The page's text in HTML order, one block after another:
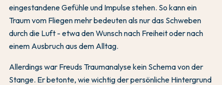
eingestandene Gefühle und Impulse stehen. So kann ein
Traum vom Fliegen mehr bedeuten als nur das Schweben
durch die Luft - etwa den Wunsch nach Freiheit oder nach
einem Ausbruch aus dem Alltag.
Allerdings war Freuds Traumanalyse kein Schema von der
Stange. Er betonte, wie wichtig der persönliche Hintergrund